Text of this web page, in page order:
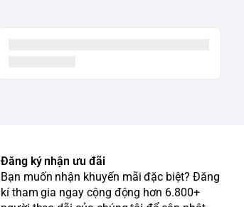
Đăng ký nhận ưu đãi
Bạn muốn nhận khuyến mãi đặc biệt? Đăng
kí tham gia ngay cộng động hơn 6.800+